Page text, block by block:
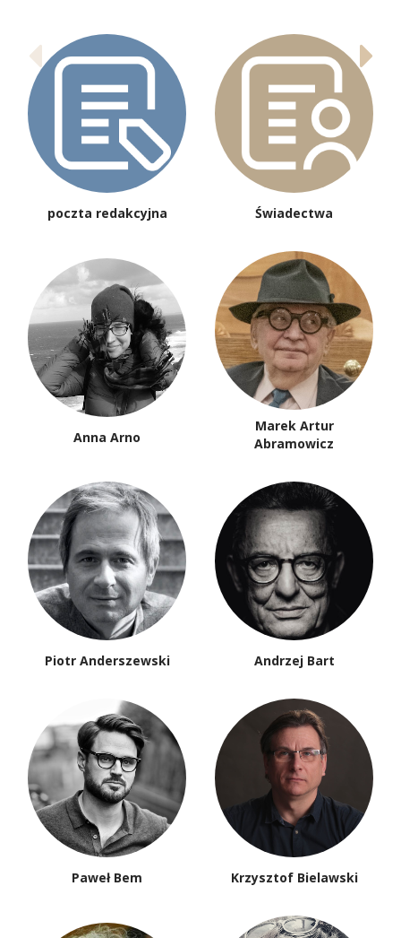
poczta redakcyjna Świadectwa
Anna Arno
Marek Artur
Abramowicz
Piotr Anderszewski Andrzej Bart
Paweł Bem Krzysztof Bielawski